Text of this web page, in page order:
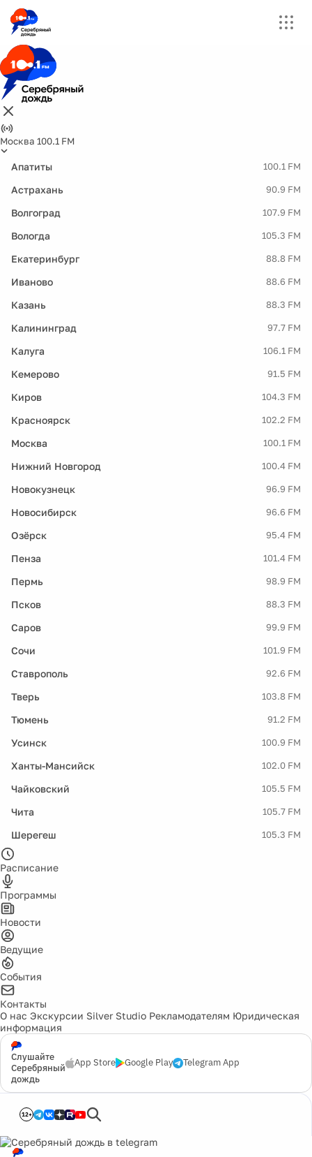
Москва 100.1 FM
Апатиты 100.1 FM
Астрахань 90.9 FM
Волгоград 107.9 FM
Вологда 105.3 FM
Екатеринбург 88.8 FM
Иваново 88.6 FM
Казань 88.3 FM
Калининград 97.7 FM
Калуга 106.1 FM
Кемерово 91.5 FM
Киров 104.3 FM
Красноярск 102.2 FM
Москва 100.1 FM
Нижний Новгород 100.4 FM
Новокузнецк 96.9 FM
Новосибирск 96.6 FM
Озёрск 95.4 FM
Пенза 101.4 FM
Пермь 98.9 FM
Псков 88.3 FM
Саров 99.9 FM
Сочи 101.9 FM
Ставрополь 92.6 FM
Тверь 103.8 FM
Тюмень 91.2 FM
Усинск 100.9 FM
Ханты-Мансийск 102.0 FM
Чайковский 105.5 FM
Чита 105.7 FM
Шерегеш 105.3 FM
Расписание
Программы
Новости
Ведущие
События
Контакты
О нас Экскурсии Silver Studio Рекламодателям Юридическая
информация
Слушайте
Серебряный
дождь
App Store Google Play Telegram App
12+